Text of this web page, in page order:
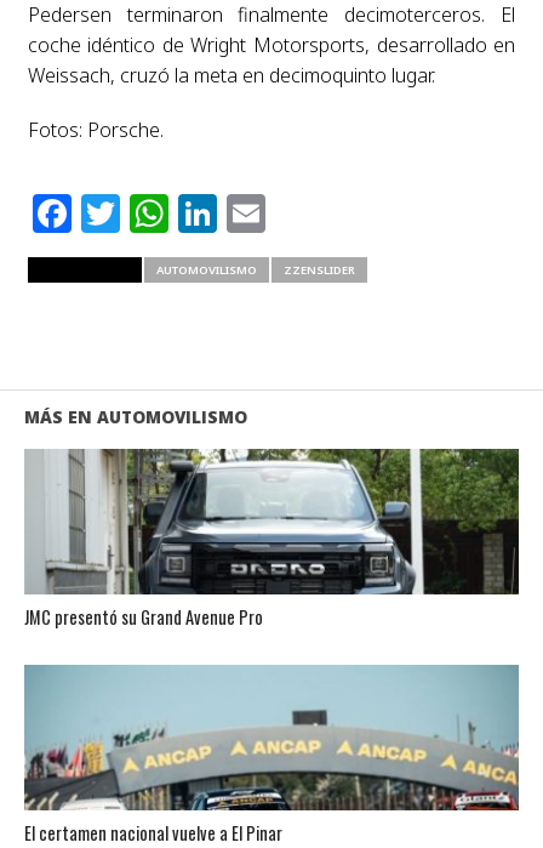
Pedersen terminaron finalmente decimoterceros. El
coche idéntico de Wright Motorsports, desarrollado en
Weissach, cruzó la meta en decimoquinto lugar.
Fotos: Porsche.
Facebook
Twitter
WhatsApp
LinkedIn
Email
AUTOMOVILISMO ZZENSLIDER
MÁS EN AUTOMOVILISMO
JMC presentó su Grand Avenue Pro
El certamen nacional vuelve a El Pinar